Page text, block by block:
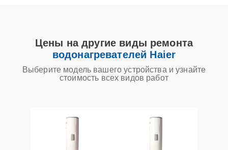
Цены на другие виды ремонта
водонагревателей Haier
Выберите модель вашего устройства и узнайте
стоимость всех видов работ